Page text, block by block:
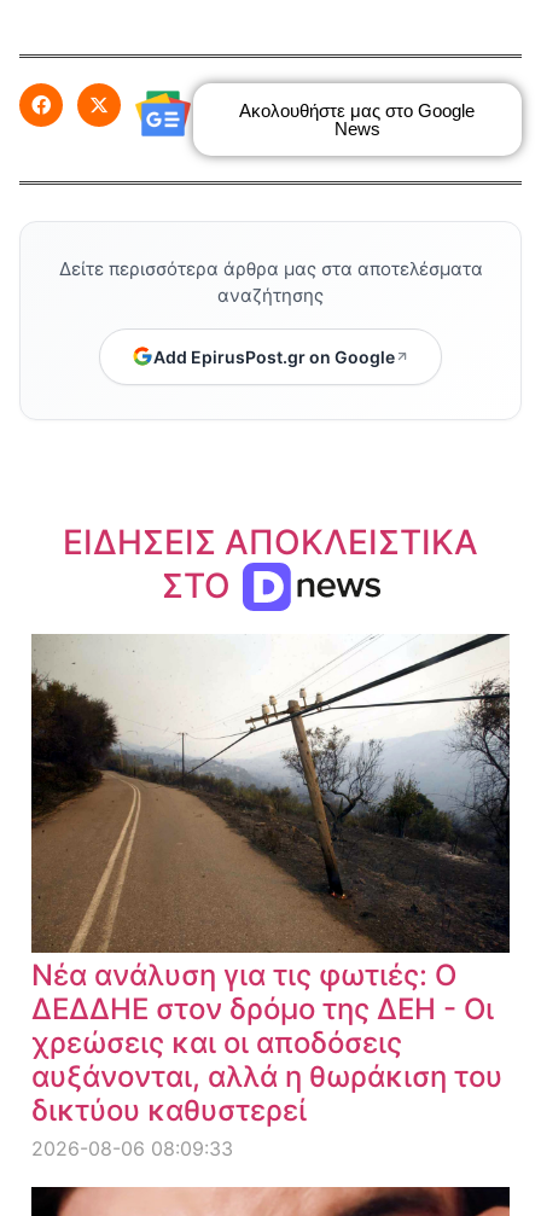
Ακολουθήστε μας στο Google
News
Δείτε περισσότερα άρθρα μας στα αποτελέσματα
αναζήτησης
Add EpirusPost.gr on Google
ΕΙΔΗΣΕΙΣ ΑΠΟΚΛΕΙΣΤΙΚΑ
ΣΤΟ
Νέα ανάλυση για τις φωτιές: Ο
ΔΕΔΔΗΕ στον δρόμο της ΔΕΗ - Οι
χρεώσεις και οι αποδόσεις
αυξάνονται, αλλά η θωράκιση του
δικτύου καθυστερεί
2026-08-06 08:09:33